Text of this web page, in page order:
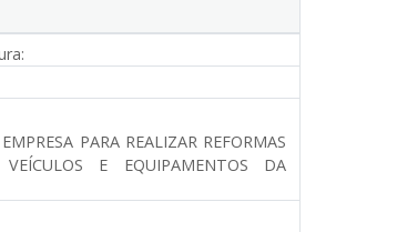
PARA REALIZAR REFORMAS
E EQUIPAMENTOS DA